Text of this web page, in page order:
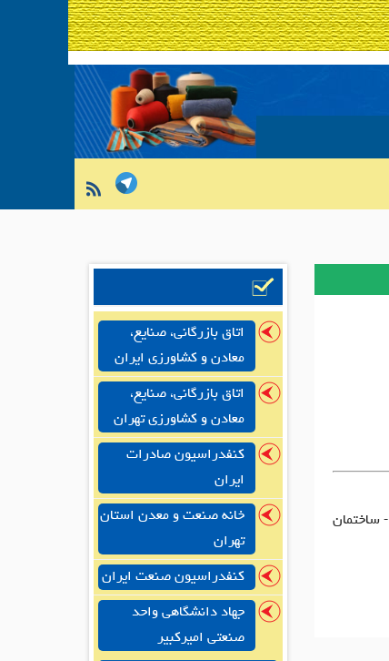
دفتر مرکزی: شهرک اکباتان-کوی بیمه چهارم (شهید فلسفی ) پلاک ۱۰۵ - ساختمان
اتاق بازرگانی، صنایع،
معادن و کشاورزی ایران
اتاق بازرگانی، صنایع،
معادن و کشاورزی تهران
کنفدراسیون صادرات
ایران
خانه صنعت و معدن استان
تهران
کنفدراسیون صنعت ایران
جهاد دانشگاهی واحد
صنعتی امیرکبیر